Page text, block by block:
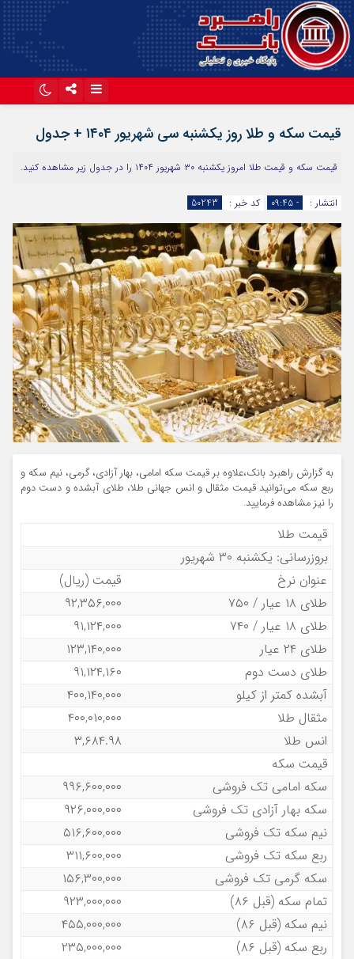
قیمت سکه و طلا روز یکشنبه سی شهریور ۱۴۰۴ + جدول
قیمت سکه و قیمت طلا امروز یکشنبه ۳۰ شهریور ۱۴۰۴ را در جدول زیر مشاهده کنید.
انتشار : - ۰۹:۴۵ کد خبر : 50243
به گزارش راهبرد بانک،علاوه بر قیمت سکه امامی، بهار آزادی، گرمی، نیم سکه و
ربع سکه می‌توانید قیمت مثقال و انس جهانی طلا، طلای آبشده و دست دوم
را نیز مشاهده فرمایید.
قیمت طلا
بروزرسانی: یکشنبه ۳۰ شهریور
عنوان نرخ
قیمت (ریال)
طلای ۱۸ عیار / ۷۵۰
۹۲,۳۵۶,۰۰۰
طلای ۱۸ عیار / ۷۴۰
۹۱,۱۲۴,۰۰۰
طلای ۲۴ عیار
۱۲۳,۱۴۰,۰۰۰
طلای دست دوم
۹۱,۱۲۴,۱۶۰
آبشده کمتر از کیلو
۴۰۰,۱۴۰,۰۰۰
مثقال طلا
۴۰۰,۰۱۰,۰۰۰
انس طلا
۳,۶۸۴.۹۸
قیمت سکه
سکه امامی تک فروشی
۹۹۶,۶۰۰,۰۰۰
سکه بهار آزادی تک فروشی
۹۲۶,۰۰۰,۰۰۰
نیم سکه تک فروشی
۵۱۶,۶۰۰,۰۰۰
ربع سکه تک فروشی
۳۱۱,۶۰۰,۰۰۰
سکه گرمی تک فروشی
۱۵۶,۳۰۰,۰۰۰
تمام سکه (قبل ۸۶)
۹۲۳,۰۰۰,۰۰۰
نیم سکه (قبل ۸۶)
۴۵۵,۰۰۰,۰۰۰
ربع سکه (قبل ۸۶)
۲۳۵,۰۰۰,۰۰۰